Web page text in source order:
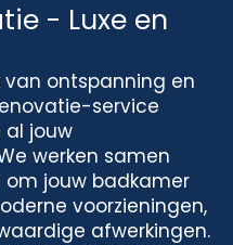
- Luxe en
van ontspanning en
service
jouw
werken samen
jouw badkamer
voorzieningen,
afwerkingen.